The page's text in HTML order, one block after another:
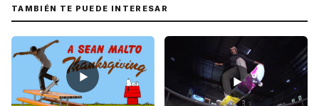
TAMBIÉN TE PUEDE INTERESAR
▶ ▶